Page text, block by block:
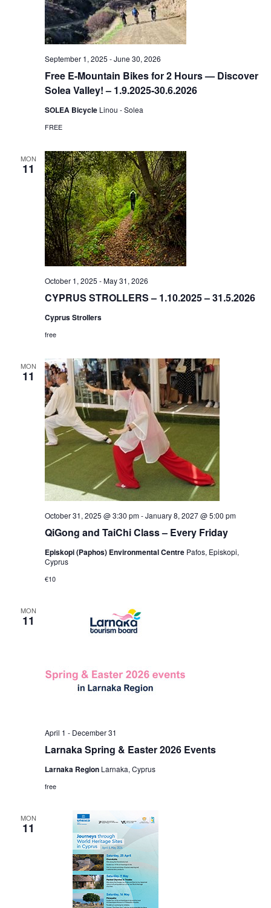
Free E-Mountain Bikes for 2 Hours — Discover
Solea Valley! – 1.9.2025-30.6.2026
September 1, 2025 -June 30, 2026
SOLEA Bicycle Linou - Solea
FREE
MON
11
CYPRUS STROLLERS – 1.10.2025 – 31.5.2026
October 1, 2025 -May 31, 2026
Cyprus Strollers
free
MON
11
QiGong and TaiChi Class – Every Friday
October 31, 2025 @ 3:30 pm-January 8, 2027 @ 5:00 pm
Episkopi (Paphos) Environmental Centre Pafos, Episkopi,
Cyprus
€10
MON
11
Larnaka Spring & Easter 2026 Events
April 1 - December 31
Larnaka Region Larnaka, Cyprus
free
MON
11